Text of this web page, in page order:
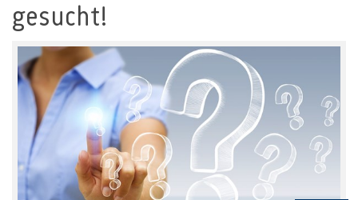
gesucht!